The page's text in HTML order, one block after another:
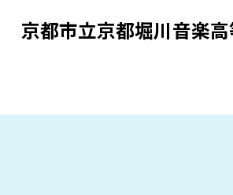
京都市立京都堀川音楽